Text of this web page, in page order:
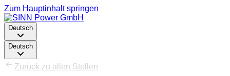
Zum Hauptinhalt springen
Deutsch
Deutsch
Zurück zu allen Stellen